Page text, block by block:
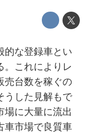
的な登録車とい
。これによりレ
売台数を稼ぐの
うした見解もで
場に大量に流出
車市場で良質車